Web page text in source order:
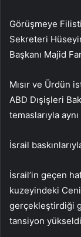
Görüşmeye
Sekreteri
Başkanı Majid
Mısır ve Ürdün
ABD Dışişleri
temaslarıyla
İsrail
İsrail’in geçen
kuzeyindeki
gerçekleştirdiği
tansiyon